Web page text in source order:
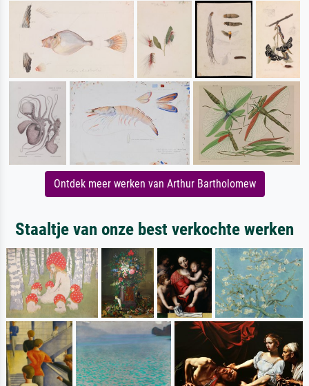
Ontdek meer werken van Arthur Bartholomew
Staaltje van onze best verkochte werken